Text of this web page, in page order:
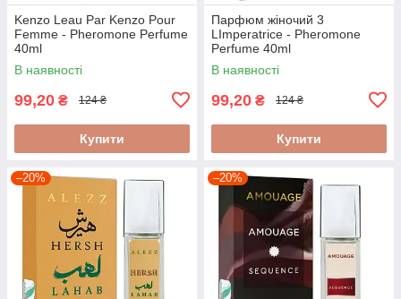
Kenzo Leau Par Kenzo Pour
Femme - Pheromone Perfume
40ml
В наявності
99,20 ₴ 124 ₴
Купити
Парфюм жіночий 3
LImperatrice - Pheromone
Perfume 40ml
В наявності
99,20 ₴ 124 ₴
Купити
–20% –20%